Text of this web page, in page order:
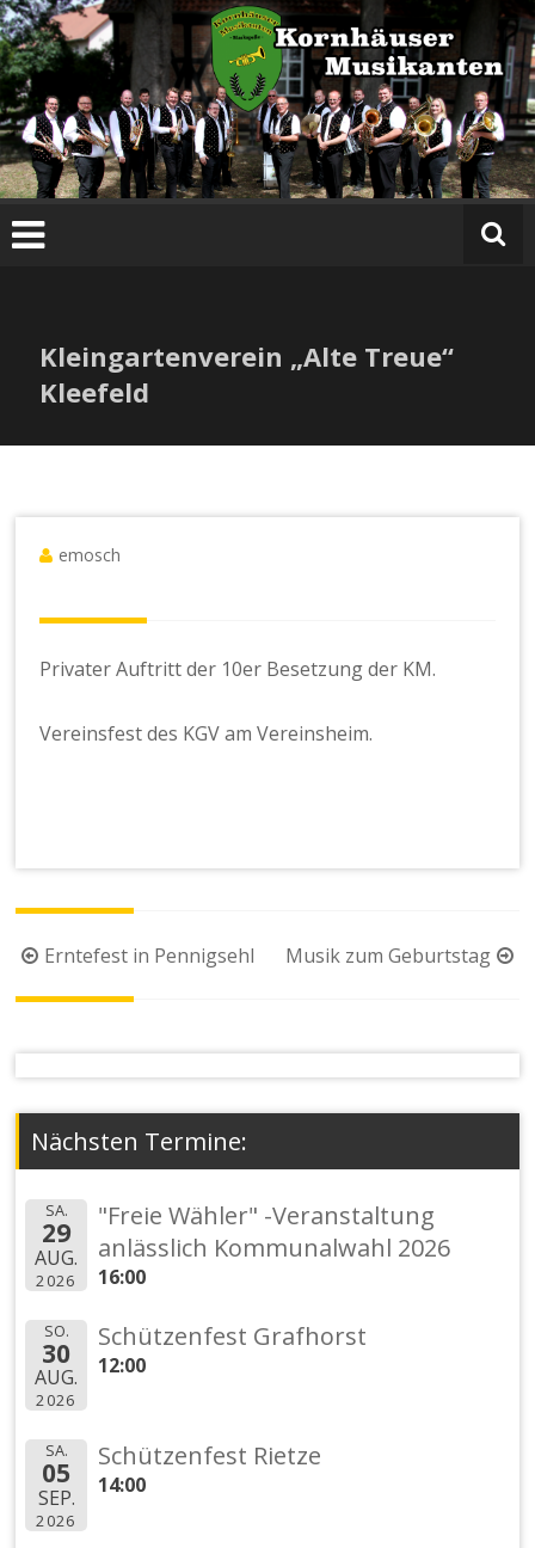
Zum
Inhalt
springen
Kleingartenverein „Alte Treue“
Kleefeld
emosch
Privater Auftritt der 10er Besetzung der KM.
Vereinsfest des KGV am Vereinsheim.
Beitragsnavigation
Erntefest in Pennigsehl Musik zum Geburtstag
Nächsten Termine:
SA.
29
AUG.
2026
"Freie Wähler" -Veranstaltung
anlässlich Kommunalwahl 2026
16:00
SO.
30
AUG.
2026
Schützenfest Grafhorst
12:00
SA.
05
SEP.
2026
Schützenfest Rietze
14:00